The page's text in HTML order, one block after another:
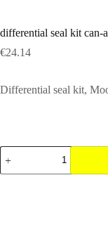
differential seal kit can-
€24.14
Differential seal kit,
differential
seal
kit